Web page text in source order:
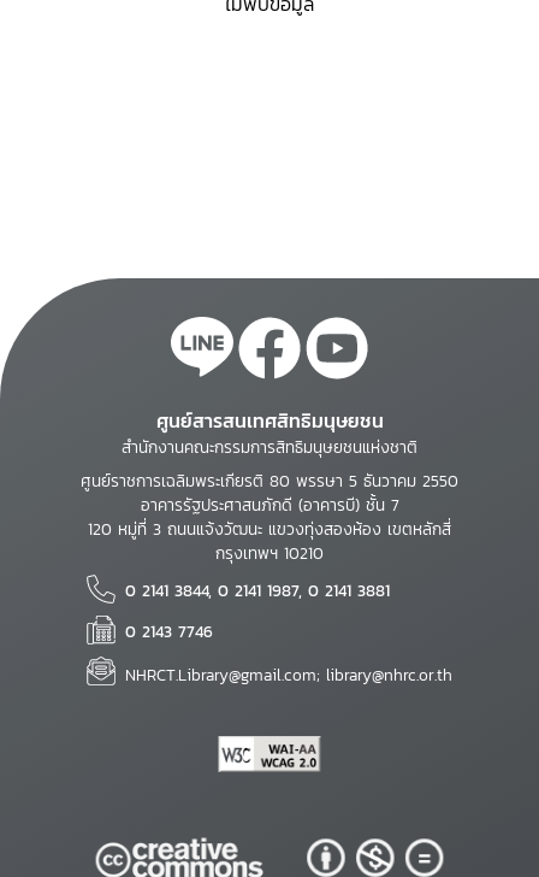
ศูนย์สารสนเทศสิทธิมนุษยชน
สำนักงานคณะกรรมการสิทธิมนุษยชนแห่งชาติ
ศูนย์ราชการเฉลิมพระเกียรติ 80 พรรษา 5 ธันวาคม 2550
อาคารรัฐประศาสนภักดี (อาคารบี) ชั้น 7
120 หมู่ที่ 3 ถนนแจ้งวัฒนะ แขวงทุ่งสองห้อง เขตหลักสี่
กรุงเทพฯ 10210
0 2141 3844, 0 2141 1987, 0 2141 3881
0 2143 7746
NHRCT.Library@gmail.com; library@nhrc.or.th